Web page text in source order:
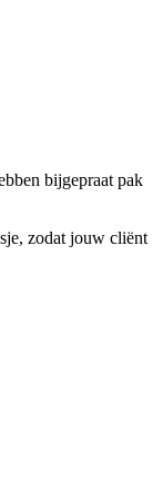
bijgepraat pak
zodat jouw cliënt